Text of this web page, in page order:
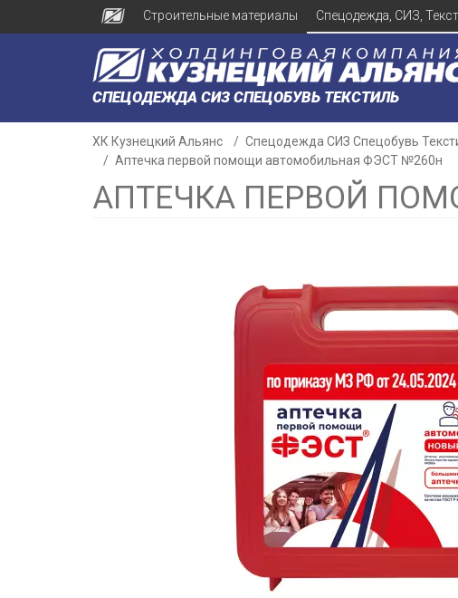
Строительные материалы Спецодежда, СИЗ,
СПЕЦОДЕЖДА СИЗ СПЕЦОБУВЬ ТЕКСТИЛЬ
ХК Кузнецкий Альянс Спецодежда СИЗ Спецобувь
Аптечка первой помощи автомобильная ФЭСТ №260н
АПТЕЧКА ПЕРВОЙ
на
25%